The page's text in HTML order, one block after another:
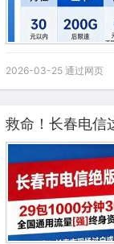
2026-03-25 通过网页
救命！长春电信